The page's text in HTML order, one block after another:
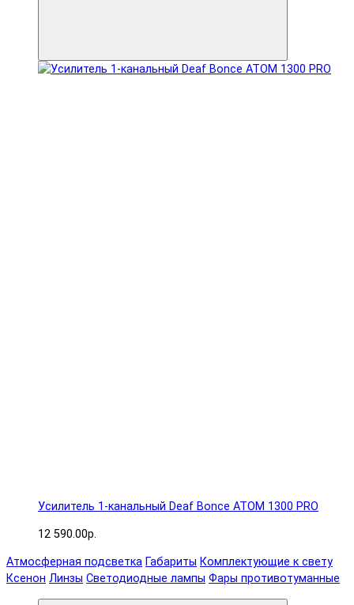
Усилитель 1-канальный Deaf Bonce ATOM 1300 PRO
12 590.00р.
Атмосферная подсветка Габариты Комплектующие к свету
Ксенон Линзы Светодиодные лампы Фары противотуманные